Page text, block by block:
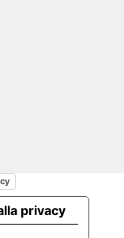
privacy